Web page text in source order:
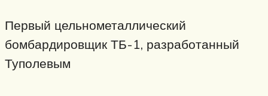
Первый цельнометаллический
бомбардировщик ТБ-1, разработанный
Туполевым